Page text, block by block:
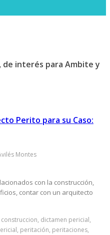
de interés para Ambite y
Perito para su Caso:
Montes
con la construcción,
contar con un arquitecto
dictamen pericial,
peritación, peritaciones,